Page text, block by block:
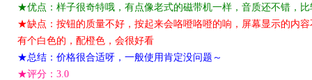
★优点：样子很奇特哦，有点像老式的磁带机一样，音质还不错，
★缺点：按钮的质量不好，按起来会咯噔咯噔的响，屏幕显示的内
有个白色的，配橙色，会很好看
★总结：价格很合适呀，一般使用肯定没问题～
★评分： 3.0